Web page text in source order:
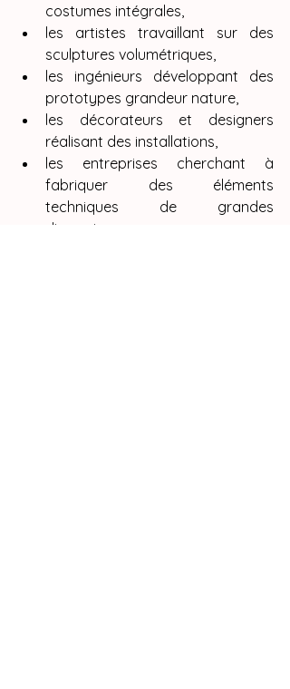
costumes intégrales,
les artistes travaillant sur des
sculptures volumétriques,
les ingénieurs développant des
prototypes grandeur nature,
les décorateurs et designers
réalisant des installations,
les entreprises cherchant à
fabriquer des éléments
techniques de grandes
dimensions.